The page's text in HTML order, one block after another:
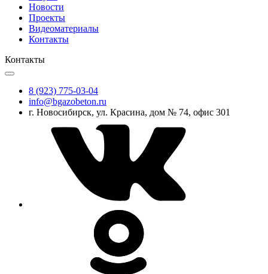
Новости
Проекты
Видеоматериалы
Контакты
Контакты
8 (923) 775-03-04
info@bgazobeton.ru
г. Новосибирск, ул. Красина, дом № 74, офис 301